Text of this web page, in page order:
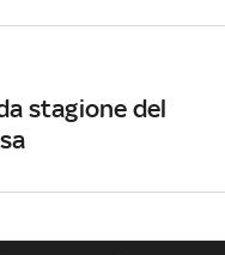
stagione del